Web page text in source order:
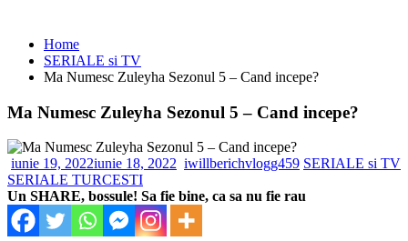
Home
SERIALE si TV
Ma Numesc Zuleyha Sezonul 5 – Cand incepe?
Ma Numesc Zuleyha Sezonul 5 – Cand incepe?
iunie 19, 2022iunie 18, 2022 iwillberichvlogg459 SERIALE si TV
SERIALE TURCESTI
Un SHARE, bossule! Sa fie bine, ca sa nu fie rau